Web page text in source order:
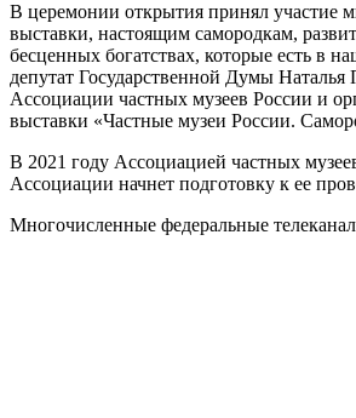
В церемонии открытия принял участие
выставки, настоящим самородкам,
бесценных богатствах, которые есть в
депутат Государственной Думы
Ассоциации частных музеев России и
выставки «Частные музеи России.
В 2021 году Ассоциацией частных
Ассоциации начнет подготовку к ее
Многочисленные федеральные